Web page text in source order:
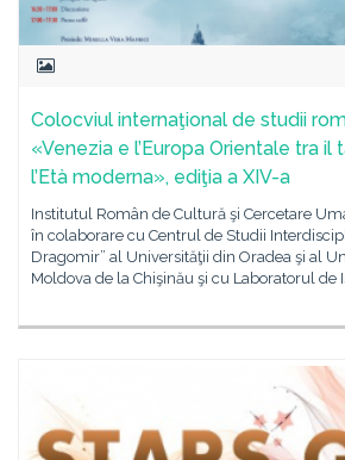
Colocviul internaţional de studii
«Venezia e l’Europa Orientale tra
l’Età moderna», ediţia a XIV-a
Institutul Român de Cultură şi Cercetare
în colaborare cu Centrul de Studii
Dragomir” al Universităţii din Oradea şi al
Moldova de la Chişinău şi cu Laboratorul de